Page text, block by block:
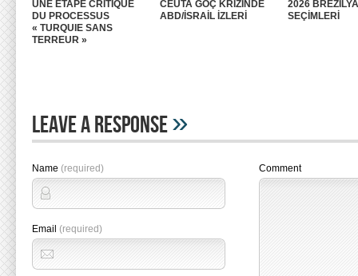
UNE ÉTAPE CRITIQUE
DU PROCESSUS
« TURQUIE SANS
TERREUR »
CEUTA GÖÇ KRİZİNDE
ABD/İSRAİL İZLERİ
2026 BREZİLYA
SEÇİMLERİ
Leave A Response»
Name (required)
Email (required)
Comment